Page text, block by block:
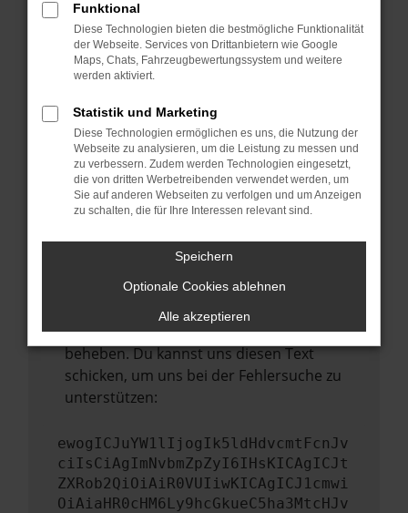
Starte dein Gerät neu.
Das kann manchmal helfen,
vorübergehende Probleme zu beheben.
Stelle sicher, dass dein Browser und dein
Betriebssystem auf dem neuesten Stand
sind.
Veraltete Software birgt nicht nur ein
Sicherheitsrisiko, sondern kann auch dazu
führen, dass bestimmte Funktionen nicht
mehr unterstützt werden.
Wende dich an den Webseitenbetreiber.
Wenn du alle oben genannten Schritte
versucht hast, kontaktiere uns bitte. Wir
werden versuchen, das Problem zu
beheben. Du kannst uns diesen Text
schicken, um uns bei der Fehlersuche zu
unterstützen:
ewogICJuYW1lIjogIk5ldHdvcmtFcnJv
ciIsCiAgImNvbmZpZyI6IHsKICAgICJt
ZXRob2QiOiAiR0VUIiwKICAgICJ1cmwi
OiAiaHR0cHM6Ly9hcGkueC5ha3MtcHJv
Funktional
Diese Technologien bieten die bestmögliche Funktionalität
der Webseite. Services von Drittanbietern wie Google
Maps, Chats, Fahrzeugbewertungssystem und weitere
werden aktiviert.
Statistik und Marketing
Diese Technologien ermöglichen es uns, die Nutzung der
Webseite zu analysieren, um die Leistung zu messen und
zu verbessern. Zudem werden Technologien eingesetzt,
die von dritten Werbetreibenden verwendet werden, um
Sie auf anderen Webseiten zu verfolgen und um Anzeigen
zu schalten, die für Ihre Interessen relevant sind.
Speichern
Optionale Cookies ablehnen
Alle akzeptieren